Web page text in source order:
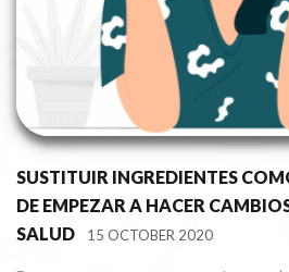
SUSTITUIR INGREDIENTES
DE EMPEZAR A HACER
SALUD
15 OCTOBER 2020